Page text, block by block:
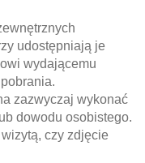
udostępniają je
wydającemu
zazwyczaj wykonać
dowodu osobistego.
czy zdjęcie